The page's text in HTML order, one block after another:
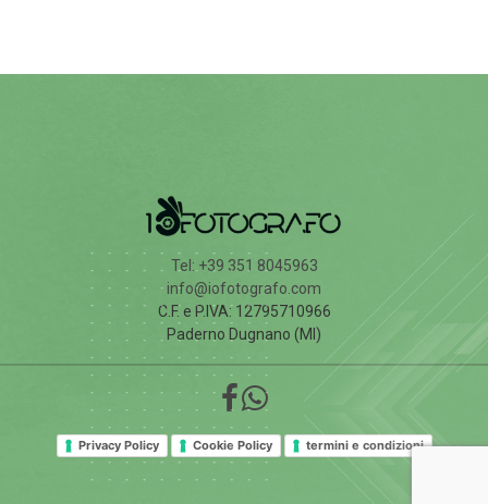
Tel: +39 351 8045963
info@iofotografo.com
C.F. e P.IVA: 12795710966
Paderno Dugnano (MI)
Privacy Policy Cookie Policy termini e condizioni